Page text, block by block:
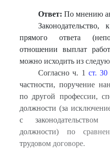
Ответ: По мнению
прямого ответа
отношении выплат
можно исходить из
Согласно ч. 1 ст. 30
частности, поручение
по другой профессии,
должности (за
с законодательством
должности) по
трудовом договоре.